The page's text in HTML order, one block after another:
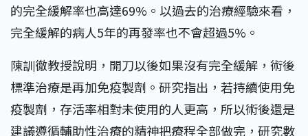
的完全緩解率也高達69%。以過去的治療經驗來看，
完全緩解的病人5年的再發率也不會超過5%。
陳訓徹教授說明，開刀以後如果沒有完全緩解，術後
標準治療是再加免疫製劑。研究指出，若持續使用免
疫製劑，存活率相對未使用的人更高，所以術後還是
建議遵循輔助性治療的精神把療程全部做完，研究數